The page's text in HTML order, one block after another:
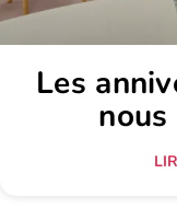
Les